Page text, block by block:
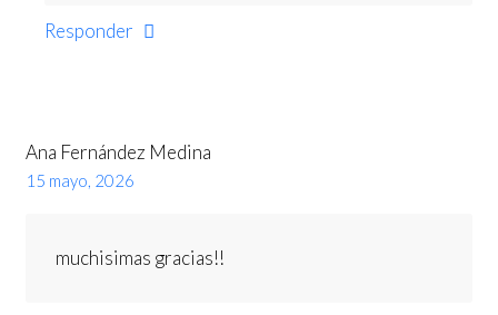
Responder
Ana Fernández Medina
15 mayo, 2026
muchisimas gracias!!